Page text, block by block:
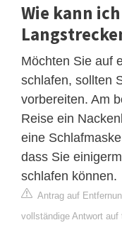
Wie kann
Möchten Sie auf
schlafen, sollten
vorbereiten. Am
Reise ein
eine
dass Sie
schlafen können.
Antrag auf
vollständige Antwort